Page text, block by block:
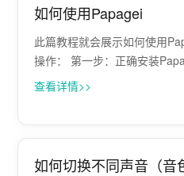
如何使用Papagei
此篇教程就会展示如何使用
操作： 第一步：正确安装
Papagei的软件图标 第三步：
查看详情>>
如何切换不同声音（音